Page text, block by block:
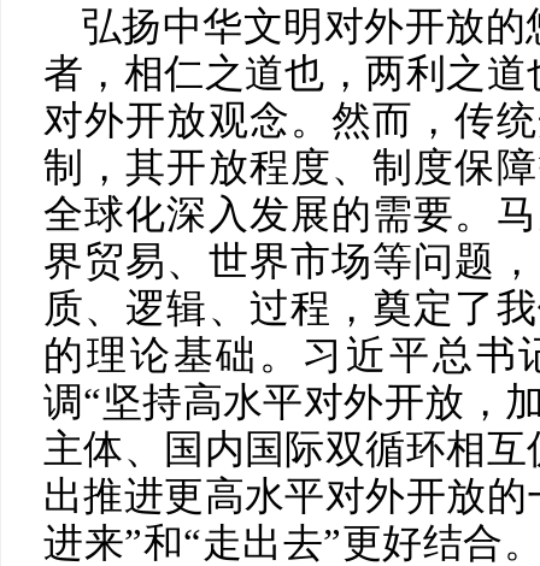
弘扬中华文明对外开放
者，相仁之道也，两利之
对外开放观念。然而，传
制，其开放程度、制度保
全球化深入发展的需要。
界贸易、世界市场等问题
质、逻辑、过程，奠定了
的理论基础。习近平总书
调“坚持高水平对外开放，
主体、国内国际双循环相
出推进更高水平对外开放
进来”和“走出去”更好结合